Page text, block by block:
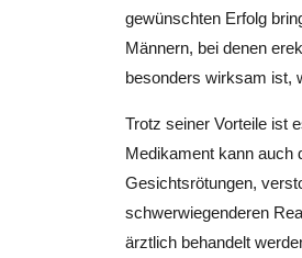
gewünschten Erfolg
Männern, bei denen
besonders wirksam ist,
Trotz seiner Vorteile ist
Medikament kann auch
Gesichtsrötungen,
schwerwiegenderen
ärztlich behandelt